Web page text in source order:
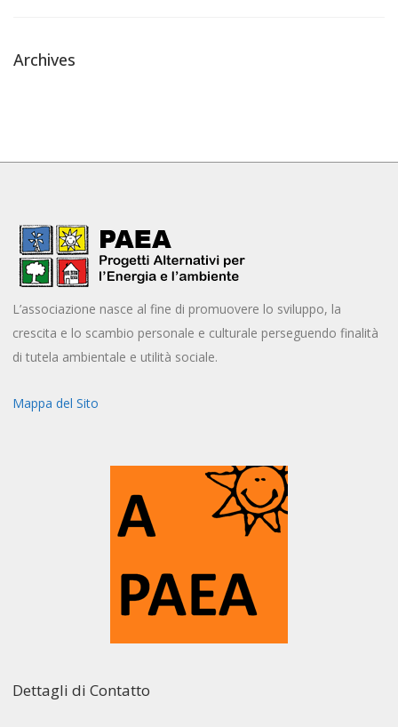
Archives
L’associazione nasce al fine di promuovere lo sviluppo, la
crescita e lo scambio personale e culturale perseguendo finalità
di tutela ambientale e utilità sociale.
Mappa del Sito
Dettagli di Contatto